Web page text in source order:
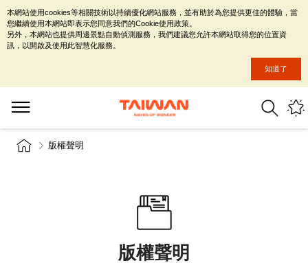
版權聲明
版權聲明
本網站使用cookies等相關技術以持續優化網站服務，並有助於為您提供更佳的體驗，當
您繼續使用本網站即表示您同意我們的Cookie使用政策。
另外，本網站也提供周邊景點自動偵測服務，我們建議您允許本網站取得您的位置資
訊，以開啟及使用此智慧化服務。
知道了